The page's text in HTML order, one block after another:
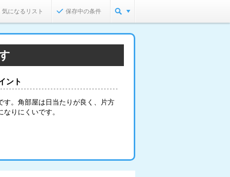
気になるリスト 保存中の条件
ント
す。角部屋は日当たりが良く、片方
りにくいです。